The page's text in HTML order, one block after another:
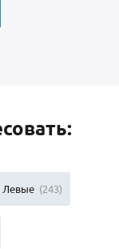
Левые (243)